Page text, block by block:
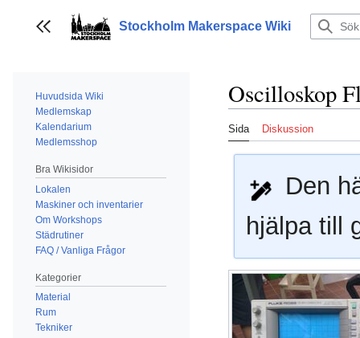
till
innehållet
Visa/dölj sidofält
Stockholm Makerspace Wiki
Huvudsida Wiki
Medlemskap
Kalendarium
Medlemsshop
Bra Wikisidor
Lokalen
Maskiner och inventarier
Om Workshops
Städrutiner
FAQ / Vanliga Frågor
Kategorier
Material
Rum
Tekniker
Oscilloskop
Sida Diskussion
Den
hjälpa till